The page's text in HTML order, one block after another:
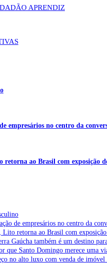
APRENDIZ
empresários no centro da
ao Brasil com exposição
de empresários no centro da
Lito retorna ao Brasil com
Gaúcha também é um destino
que Santo Domingo merece uma
no alto luxo com venda de